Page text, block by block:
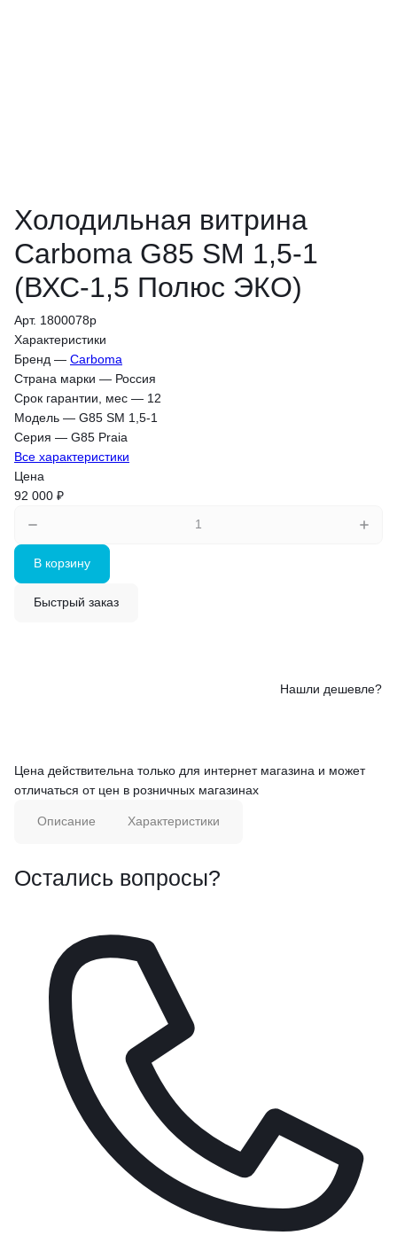
Холодильная витрина
Carboma G85 SM 1,5-1
(ВХС-1,5 Полюс ЭКО)
Арт. 1800078p
Характеристики
Бренд — Carboma
Страна марки — Россия
Срок гарантии, мес — 12
Модель — G85 SM 1,5-1
Серия — G85 Praia
Все характеристики
Цена
92 000 ₽
В корзину
Быстрый заказ
Нашли дешевле?
Цена действительна только для интернет магазина и может
отличаться от цен в розничных магазинах
Описание Характеристики
Остались вопросы?